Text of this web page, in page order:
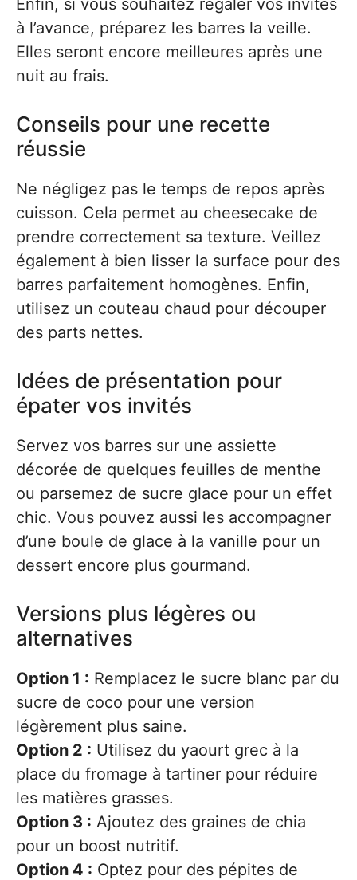
Enfin, si vous souhaitez régaler vos invités
à l’avance, préparez les barres la veille.
Elles seront encore meilleures après une
nuit au frais.
Conseils pour une recette
réussie
Ne négligez pas le temps de repos après
cuisson. Cela permet au cheesecake de
prendre correctement sa texture. Veillez
également à bien lisser la surface pour des
barres parfaitement homogènes. Enfin,
utilisez un couteau chaud pour découper
des parts nettes.
Idées de présentation pour
épater vos invités
Servez vos barres sur une assiette
décorée de quelques feuilles de menthe
ou parsemez de sucre glace pour un effet
chic. Vous pouvez aussi les accompagner
d’une boule de glace à la vanille pour un
dessert encore plus gourmand.
Versions plus légères ou
alternatives
Option 1 : Remplacez le sucre blanc par du
sucre de coco pour une version
légèrement plus saine.
Option 2 : Utilisez du yaourt grec à la
place du fromage à tartiner pour réduire
les matières grasses.
Option 3 : Ajoutez des graines de chia
pour un boost nutritif.
Option 4 : Optez pour des pépites de